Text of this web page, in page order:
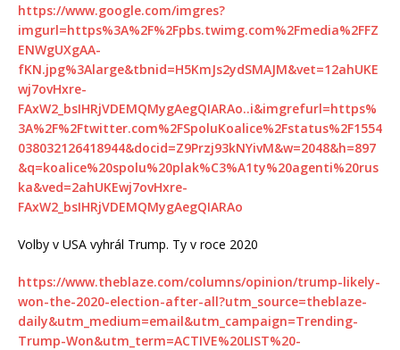
https://www.google.com/imgres?
imgurl=https%3A%2F%2Fpbs.twimg.com%2Fmedia%2FFZ
ENWgUXgAA-
fKN.jpg%3Alarge&tbnid=H5KmJs2ydSMAJM&vet=12ahUKE
wj7ovHxre-
FAxW2_bsIHRjVDEMQMygAegQIARAo..i&imgrefurl=https%
3A%2F%2Ftwitter.com%2FSpoluKoalice%2Fstatus%2F1554
038032126418944&docid=Z9Przj93kNYivM&w=2048&h=897
&q=koalice%20spolu%20plak%C3%A1ty%20agenti%20rus
ka&ved=2ahUKEwj7ovHxre-
FAxW2_bsIHRjVDEMQMygAegQIARAo
Volby v USA vyhrál Trump. Ty v roce 2020
https://www.theblaze.com/columns/opinion/trump-likely-
won-the-2020-election-after-all?utm_source=theblaze-
daily&utm_medium=email&utm_campaign=Trending-
Trump-Won&utm_term=ACTIVE%20LIST%20-